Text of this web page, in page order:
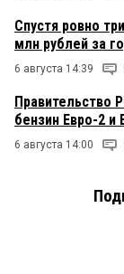
Спустя ровно
млн рублей за
6 августа 14:39
Правительство
бензин Евро-2 и
6 августа 14:00